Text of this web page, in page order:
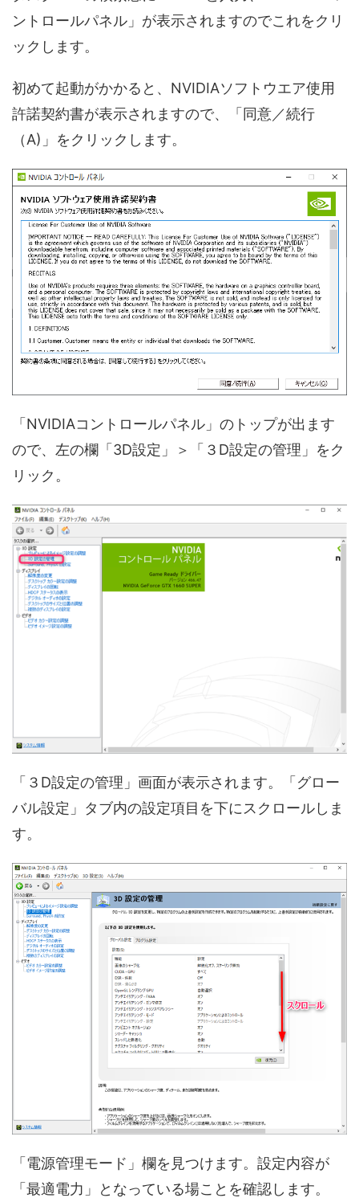
ントロールパネル」が表示されますのでこれをクリ
ックします。
初めて起動がかかると、NVIDIAソフトウエア使用
許諾契約書が表示されますので、「同意／続行
（A)」をクリックします。
「NVIDIAコントロールパネル」のトップが出ます
ので、左の欄「3D設定」＞「３D設定の管理」をク
リック。
「３D設定の管理」画面が表示されます。「グロー
バル設定」タブ内の設定項目を下にスクロールしま
す。
「電源管理モード」欄を見つけます。設定内容が
「最適電力」となっている場ことを確認します。